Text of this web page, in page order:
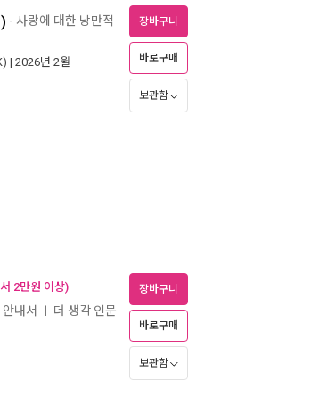
- 사랑에 대한 낭만적
| 2026년 2월
장바구니
바로구매
보관함
2만원 이상)
내서 더 생각 인문
장바구니
바로구매
보관함